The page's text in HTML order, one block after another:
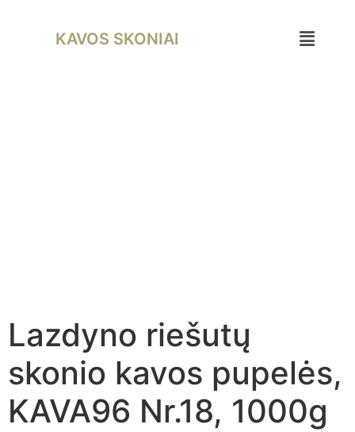
KAVOS SKONIAI
Lazdyno riešutų
skonio kavos pupelės,
KAVA96 Nr.18, 1000g